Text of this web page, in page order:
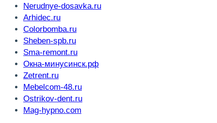
Nerudnye-dosavka.ru
Arhidec.ru
Colorbomba.ru
Sheben-spb.ru
Sma-remont.ru
Окна-минусинск.рф
Zetrent.ru
Mebelcom-48.ru
Ostrikov-dent.ru
Mag-hypno.com